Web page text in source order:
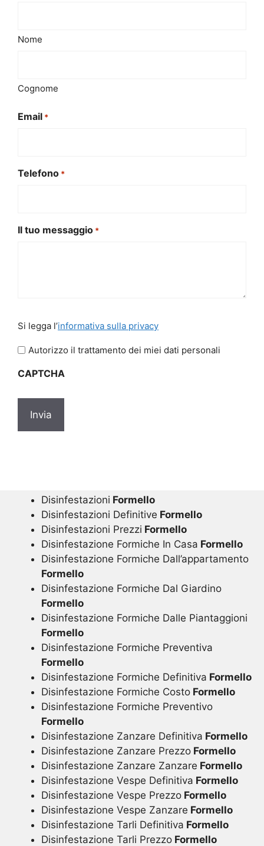
Nome
Cognome
Email *
Telefono *
Il tuo messaggio *
legga
l'informativa
privacy
Si legga l’informativa sulla privacy
Autorizzo il trattamento dei miei dati personali
CAPTCHA
Disinfestazioni Formello
Disinfestazioni Definitive Formello
Disinfestazioni Prezzi Formello
Disinfestazione Formiche In Casa Formello
Disinfestazione Formiche Dall’appartamento
Formello
Disinfestazione Formiche Dal Giardino
Formello
Disinfestazione Formiche Dalle Piantaggioni
Formello
Disinfestazione Formiche Preventiva
Formello
Disinfestazione Formiche Definitiva Formello
Disinfestazione Formiche Costo Formello
Disinfestazione Formiche Preventivo
Formello
Disinfestazione Zanzare Definitiva Formello
Disinfestazione Zanzare Prezzo Formello
Disinfestazione Zanzare Zanzare Formello
Disinfestazione Vespe Definitiva Formello
Disinfestazione Vespe Prezzo Formello
Disinfestazione Vespe Zanzare Formello
Disinfestazione Tarli Definitiva Formello
Disinfestazione Tarli Prezzo Formello